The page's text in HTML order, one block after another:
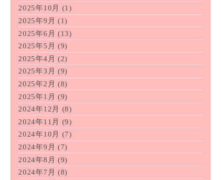
2025年10月
(1)
2025年9月 (1)
2025年6月 (13)
2025年5月 (9)
2025年4月 (2)
2025年3月 (9)
2025年2月 (8)
2025年1月 (9)
2024年12月
(8)
2024年11月
(9)
2024年10月
(7)
2024年9月 (7)
2024年8月 (9)
2024年7月 (8)